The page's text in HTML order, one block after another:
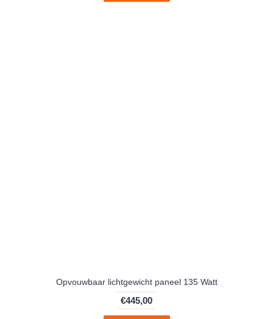
Opvouwbaar lichtgewicht paneel 135 Watt
€445,00